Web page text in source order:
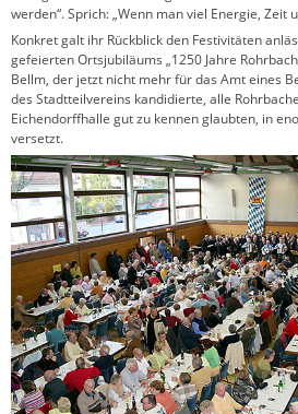
werden“. Sprich: „Wenn man viel Energie, Zeit
Konkret galt ihr Rückblick den Festivitäten
gefeierten Ortsjubiläums „1250 Jahre
Bellm, der jetzt nicht mehr für das Amt eines
des Stadtteilvereins kandidierte, alle
Eichendorffhalle gut zu kennen glaubten, in
versetzt.